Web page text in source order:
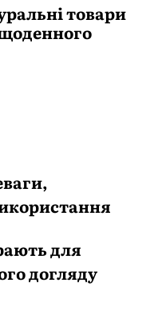
товари
для
догляду